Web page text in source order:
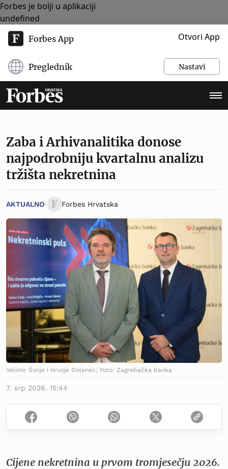
Forbes je bolji u aplikaciji
undefined
Forbes App Otvori App
Preglednik Nastavi
Zaba i Arhivanalitika donose
najpodrobniju kvartalnu analizu
tržišta nekretnina
AKTUALNO Forbes Hrvatska
Velimir Šonje i Hrvoje Dolenec; Foto: Zagrebačka banka
7. srp 2026. 15:44
Cijene nekretnina u prvom tromjesečju 2026.